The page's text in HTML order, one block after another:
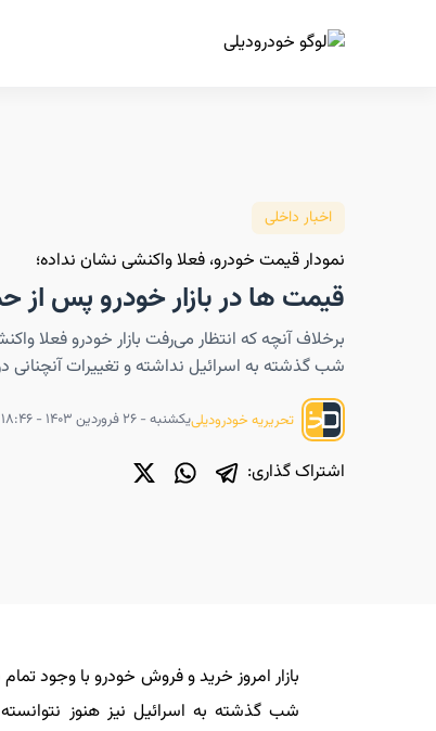
اخبار داخلی
نمودار قیمت خودرو، فعلا واکنشی نشان نداده؛
قیمت ها در بازار خودرو پس از
برخلاف آنچه که انتظار می‌رفت بازار خودرو فعلا
شب گذشته به اسرائیل نداشته و تغییرات آنچنانی
تحریریه خودرودیلییکشنبه - ۲۶ فروردین ۱۴۰۳ - ۱۸:۴۶
اشتراک گذاری:
بازار امروز خرید و فروش خودرو با وجود
شب گذشته به اسرائیل نیز هنوز